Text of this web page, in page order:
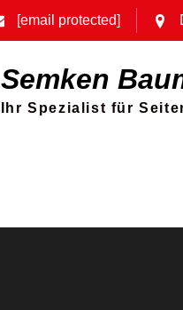
[email protected]
Semken
Ihr Spezialist für